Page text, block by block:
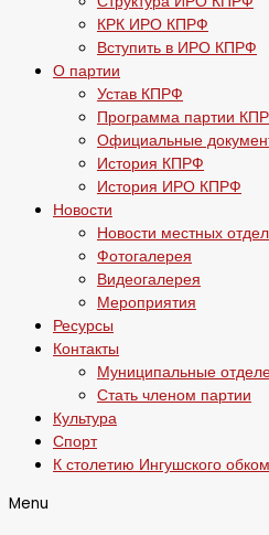
КРК ИРО КПРФ
Вступить в ИРО КПРФ
О партии
Устав КПРФ
Программа партии
Официальные
История КПРФ
История ИРО КПРФ
Новости
Новости местных
Фотогалерея
Видеогалерея
Мероприятия
Ресурсы
Контакты
Муниципальные
Стать членом партии
Культура
Спорт
К столетию Ингушского
Menu